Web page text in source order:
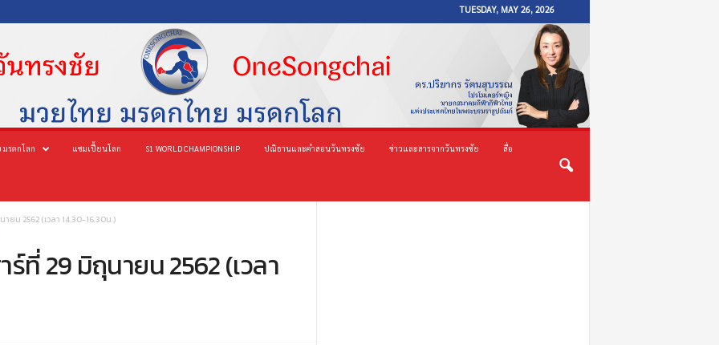
TUESDAY, MAY 26, 2026
รดกโลก แชมเปี้ยนโลก S1 WORLD CHAMPIONSHIP ปณิธานและคำสอนวันทรงชัย ข่าวและสารจากวันทรงชัย สื่อ
ยน 2562 (เวลา 14.30-16.30น.)
ที่ 29 มิถุนายน 2562 (เวลา